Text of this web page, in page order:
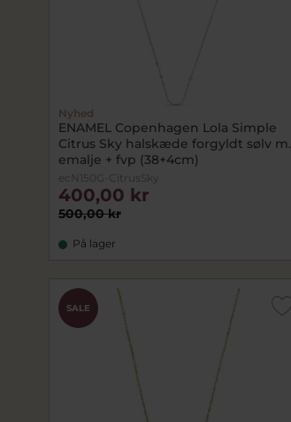
Nyhed
ENAMEL Copenhagen Lola Simple
Citrus Sky halskæde forgyldt sølv m.
emalje + fvp (38+4cm)
ecN150G-CitrusSky
500,00 kr
400,00 kr
På lager
SALE